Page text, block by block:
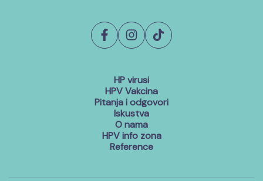
HP virusi
HPV Vakcina
Pitanja i odgovori
Iskustva
O nama
HPV info zona
Reference